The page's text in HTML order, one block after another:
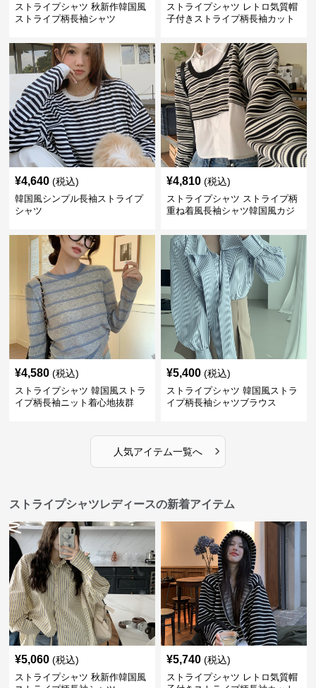
ストライプシャツ 秋新作韓国風
ストライプ柄長袖シャツ
ストライプシャツ レトロ気質帽
子付きストライプ柄長袖カット
¥4,640 (税込)
韓国風シンプル長袖ストライプ
シャツ
¥4,810 (税込)
ストライプシャツ ストライプ柄
重ね着風長袖シャツ韓国風カジ
¥4,580 (税込)
ストライプシャツ 韓国風ストラ
イプ柄長袖ニット着心地抜群
¥5,400 (税込)
ストライプシャツ 韓国風ストラ
イプ柄長袖シャツブラウス
人気アイテム一覧へ ›
ストライプシャツレディースの新着アイテム
¥5,060 (税込)
ストライプシャツ 秋新作韓国風
¥5,740 (税込)
ストライプシャツ レトロ気質帽